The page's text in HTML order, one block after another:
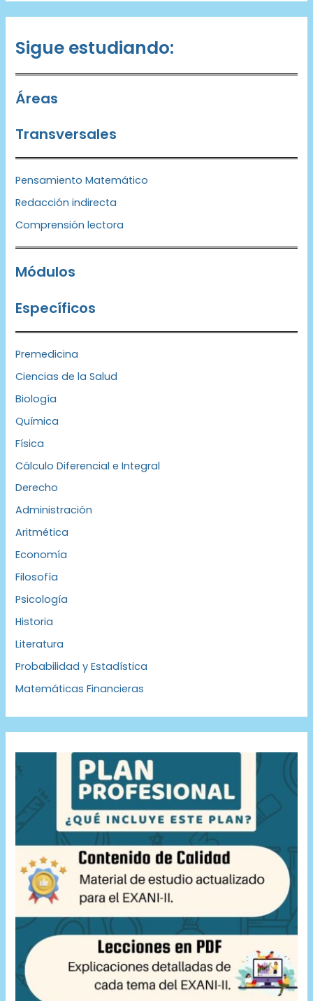
Sigue estudiando:
Áreas
Transversales
Pensamiento Matemático
Redacción indirecta
Comprensión lectora
Módulos
Específicos
Premedicina
Ciencias de la Salud
Biología
Química
Física
Cálculo Diferencial e Integral
Derecho
Administración
Aritmética
Economía
Filosofía
Psicología
Historia
Literatura
Probabilidad y Estadística
Matemáticas Financieras